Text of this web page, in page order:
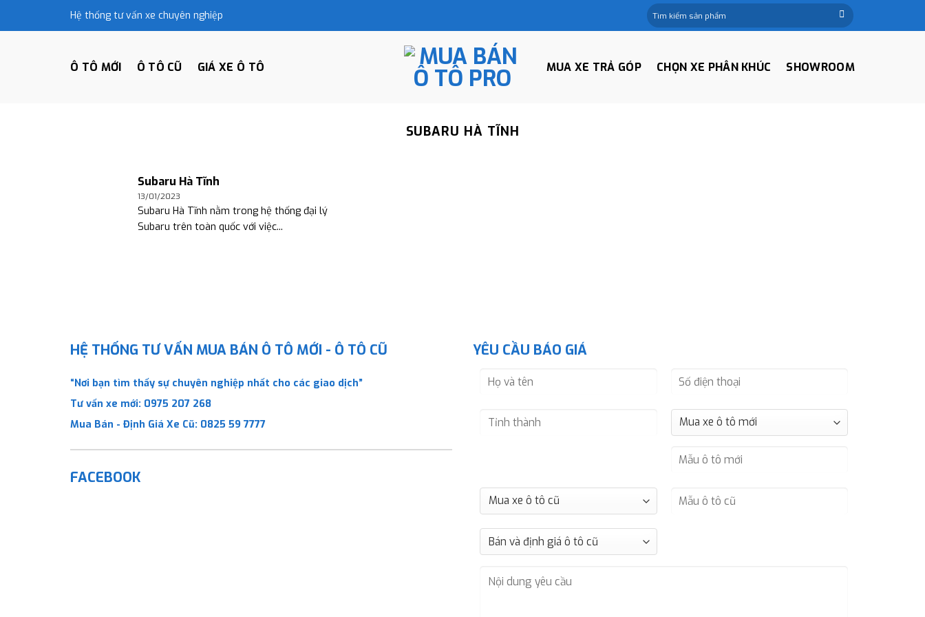
Hệ thống tư vấn xe chuyên nghiệp
Tìm
kiếm:
Ô TÔ MỚI Ô TÔ CŨ GIÁ XE Ô TÔ MUA XE TRẢ GÓP CHỌN XE PHÂN KHÚC SHOWROOM
SUBARU HÀ TĨNH
Subaru Hà Tĩnh
13/01/2023
Subaru Hà Tĩnh nằm trong hệ thống đại lý
Subaru trên toàn quốc với việc...
HỆ THỐNG TƯ VẤN MUA BÁN Ô TÔ MỚI - Ô TÔ CŨ
“Nơi bạn tìm thấy sự chuyên nghiệp nhất cho các giao dịch”
Tư vấn xe mới: 0975 207 268
Mua Bán - Định Giá Xe Cũ: 0825 59 7777
FACEBOOK
YÊU CẦU BÁO GIÁ